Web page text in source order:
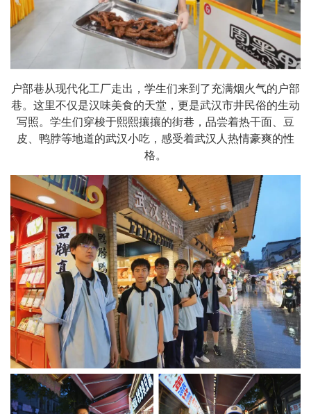
户部巷从现代化工厂走出，学生们来到了充满烟火气的户部
巷。这里不仅是汉味美食的天堂，更是武汉市井民俗的生动
写照。学生们穿梭于熙熙攘攘的街巷，品尝着热干面、豆
皮、鸭脖等地道的武汉小吃，感受着武汉人热情豪爽的性
格。